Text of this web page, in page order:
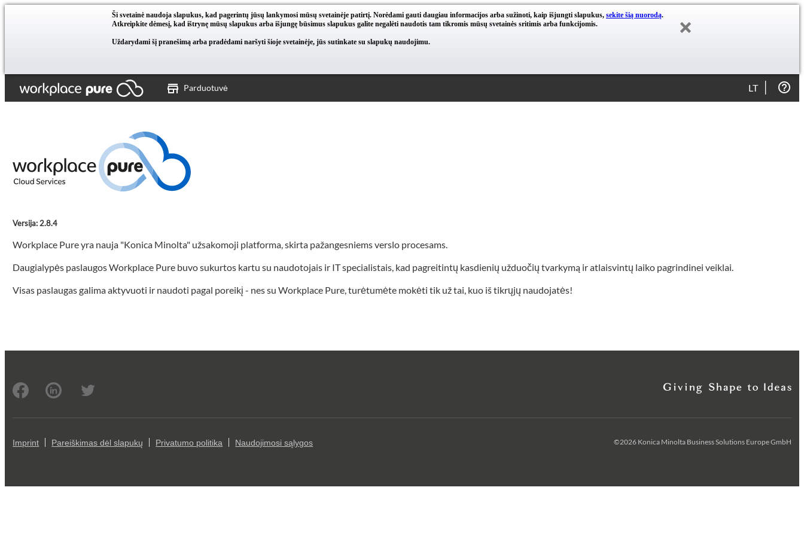
Ši svetainė naudoja slapukus, kad pagerintų jūsų lankymosi mūsų svetainėje patirtį. Norėdami gauti daugiau informacijos arba sužinoti, kaip išjungti slapukus, sekite šią nuorodą.
Atkreipkite dėmesį, kad ištrynę mūsų slapukus arba išjungę būsimus slapukus galite negalėti naudotis tam tikromis mūsų svetainės sritimis arba funkcijomis.
Uždarydami šį pranešimą arba pradėdami naršyti šioje svetainėje, jūs sutinkate su slapukų naudojimu.
Parduotuvė LT
Versija: 2.8.4
Workplace Pure yra nauja "Konica Minolta" užsakomoji platforma, skirta pažangesniems verslo procesams.
Daugialypės paslaugos Workplace Pure buvo sukurtos kartu su naudotojais ir IT specialistais, kad pagreitintų kasdienių užduočių tvarkymą ir atlaisvintų laiko pagrindinei veiklai.
Visas paslaugas galima aktyvuoti ir naudoti pagal poreikį - nes su Workplace Pure, turėtumėte mokėti tik už tai, kuo iš tikrųjų naudojatės!
Imprint Pareiškimas dėl slapukų Privatumo politika Naudojimosi sąlygos ©2026 Konica Minolta Business Solutions Europe GmbH